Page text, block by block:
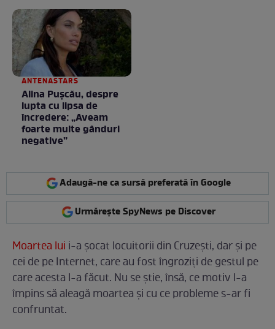
ANTENASTARS
Alina Pușcău, despre
lupta cu lipsa de
încredere: „Aveam
foarte multe gânduri
negative”
Adaugă-ne ca sursă preferată în Google
Urmărește SpyNews pe Discover
Moartea lui i-a șocat locuitorii din Cruzești, dar și pe
cei de pe Internet, care au fost îngroziți de gestul pe
care acesta l-a făcut. Nu se știe, însă, ce motiv l-a
împins să aleagă moartea și cu ce probleme s-ar fi
confruntat.